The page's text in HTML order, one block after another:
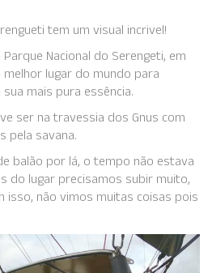
tem um visual incrivel!
Nacional do Serengeti, em
lugar do mundo para
mais pura essência.
ser na travessia dos Gnus com
pela savana.
balão por lá, o tempo não estava
do lugar precisamos subir muito,
isso, não vimos muitas coisas pois